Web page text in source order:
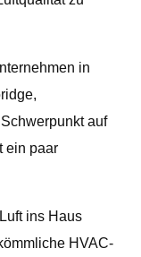
in
auf
ein paar
ins Haus
HVAC-